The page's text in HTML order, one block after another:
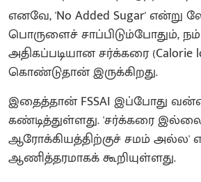
எனவே, 'No Added Sugar' என்று
பொருளைச் சாப்பிடும்போதும்,
அதிகப்படியான சர்க்கரை (Calorie
கொண்டுதான் இருக்கிறது.
இதைத்தான் FSSAI இப்போது
கண்டித்துள்ளது. 'சர்க்கரை
ஆரோக்கியத்திற்குச் சமம்
ஆணித்தரமாகக் கூறியுள்ளது.